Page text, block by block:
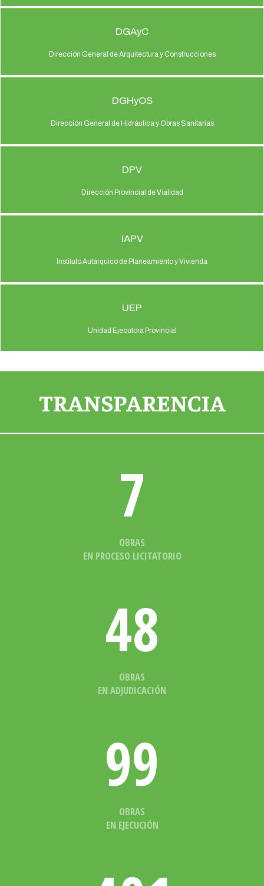
DGAyC
Dirección General de Arquitectura y Construcciones
DGHyOS
Dirección General de Hidráulica y Obras Sanitarias
DPV
Dirección Provincial de Vialidad
IAPV
Instituto Autárquico de Planeamiento y Vivienda
UEP
Unidad Ejecutora Provincial
TRANSPARENCIA
7
OBRAS
EN PROCESO LICITATORIO
48
OBRAS
EN ADJUDICACIÓN
99
OBRAS
EN EJECUCIÓN